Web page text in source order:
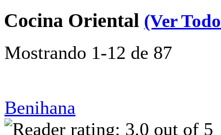
Cocina Oriental (Ver
Mostrando 1-12 de 87
Benihana